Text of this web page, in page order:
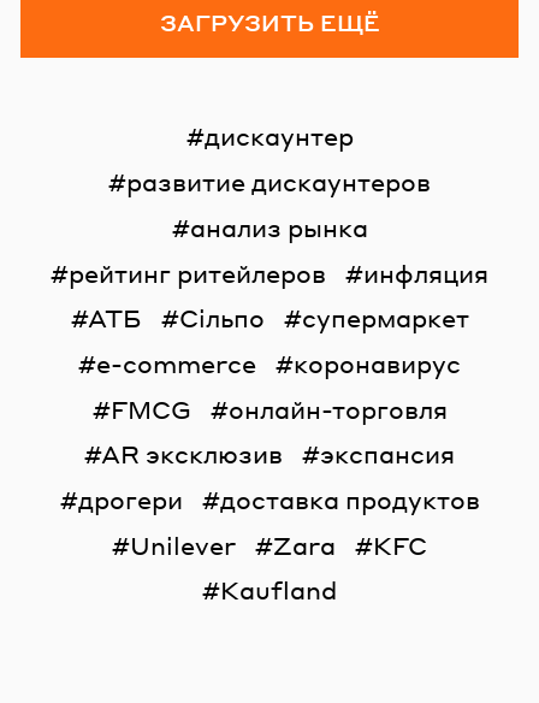
ЗАГРУЗИТЬ ЕЩЁ
дискаунтер
развитие дискаунтеров
анализ рынка
рейтинг ритейлеров
инфляция
АТБ
Сільпо
супермаркет
e-commerce
коронавирус
FMCG
онлайн-торговля
AR эксклюзив
экспансия
дрогери
доставка продуктов
Unilever
Zara
KFC
Kaufland